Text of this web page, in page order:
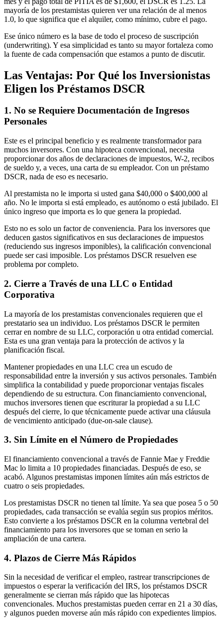
mayoría de los prestamistas quieren ver una relación de al menos
1.0, lo que significa que el alquiler, como mínimo, cubre el pago.
Ese único número es la base de todo el proceso de suscripción
(underwriting). Y esa simplicidad es tanto su mayor fortaleza como
la fuente de cada compensación que estamos a punto de discutir.
Las Ventajas: Por Qué los Inversionistas
Eligen los Préstamos DSCR
1. No se Requiere Documentación de Ingresos
Personales
Este es el principal beneficio y es realmente transformador para
muchos inversores. Con una hipoteca convencional, necesita
proporcionar dos años de declaraciones de impuestos, W-2, recibos
de sueldo y, a veces, una carta de su empleador. Con un préstamo
DSCR, nada de eso es necesario.
Al prestamista no le importa si usted gana $40,000 o $400,000 al
año. No le importa si está empleado, es autónomo o está jubilado. El
único ingreso que importa es lo que genera la propiedad.
Esto no es solo un factor de conveniencia. Para los inversores que
deducen gastos significativos en sus declaraciones de impuestos
(reduciendo sus ingresos imponibles), la calificación convencional
puede ser casi imposible. Los préstamos DSCR resuelven ese
problema por completo.
2. Cierre a Través de una LLC o Entidad
Corporativa
La mayoría de los prestamistas convencionales requieren que el
prestatario sea un individuo. Los préstamos DSCR le permiten
cerrar en nombre de su LLC, corporación u otra entidad comercial.
Esta es una gran ventaja para la protección de activos y la
planificación fiscal.
Mantener propiedades en una LLC crea un escudo de
responsabilidad entre la inversión y sus activos personales. También
simplifica la contabilidad y puede proporcionar ventajas fiscales
dependiendo de su estructura. Con financiamiento convencional,
muchos inversores tienen que escriturar la propiedad a su LLC
después del cierre, lo que técnicamente puede activar una cláusula
de vencimiento anticipado (due-on-sale clause).
3. Sin Límite en el Número de Propiedades
El financiamiento convencional a través de Fannie Mae y Freddie
Mac lo limita a 10 propiedades financiadas. Después de eso, se
acabó. Algunos prestamistas imponen límites aún más estrictos de
cuatro o seis propiedades.
Los prestamistas DSCR no tienen tal límite. Ya sea que posea 5 o 50
propiedades, cada transacción se evalúa según sus propios méritos.
Esto convierte a los préstamos DSCR en la columna vertebral del
financiamiento para los inversores que se toman en serio la
ampliación de una cartera.
4. Plazos de Cierre Más Rápidos
Sin la necesidad de verificar el empleo, rastrear transcripciones de
impuestos o esperar la verificación del IRS, los préstamos DSCR
generalmente se cierran más rápido que las hipotecas
convencionales. Muchos prestamistas pueden cerrar en 21 a 30 días,
y algunos pueden moverse aún más rápido con expedientes limpios.